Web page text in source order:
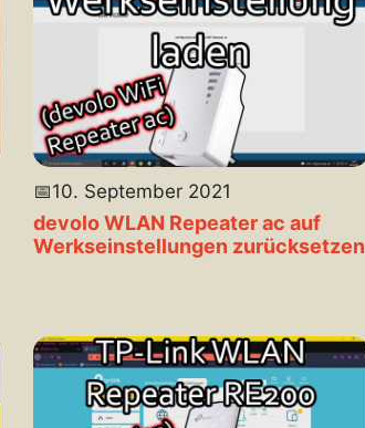
📅10. September 2021
devolo WLAN Repeater ac auf
Werkseinstellungen zurücksetzen